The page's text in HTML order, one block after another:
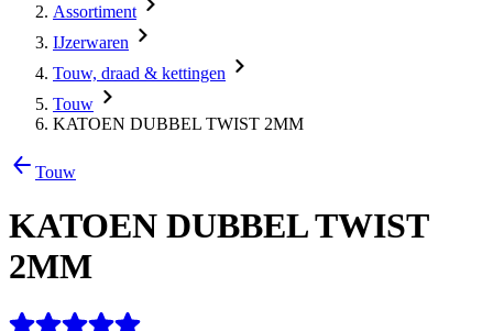
Assortiment
IJzerwaren
Touw, draad & kettingen
Touw
KATOEN DUBBEL TWIST 2MM
Touw
KATOEN DUBBEL TWIST
2MM